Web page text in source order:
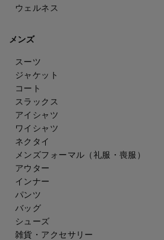
ウェルネス
メンズ
スーツ
ジャケット
コート
スラックス
アイシャツ
ワイシャツ
ネクタイ
メンズフォーマル （礼服・喪服）
アウター
インナー
パンツ
バッグ
シューズ
雑貨・アクセサリー